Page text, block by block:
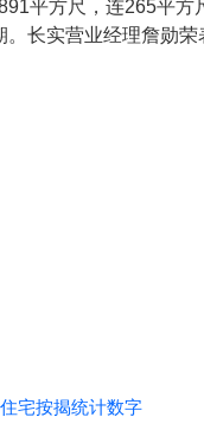
平方尺，连265平
长实营业经理詹勋
宅按揭统计数字